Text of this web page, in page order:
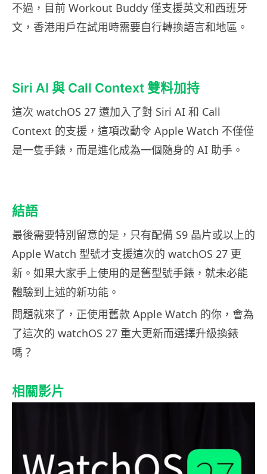
不過，目前 Workout Buddy 僅支援英文和西班牙
文，香港用戶在試用時需要自行轉換語言和地區。
Siri AI 與 Call Context 雙料加持
這次 watchOS 27 還加入了對 Siri AI 和 Call
Context 的支援，這項改動令 Apple Watch 不僅僅
是一隻手錶，而是進化成為一個隨身的 AI 助手。
結語
最後需要特別留意的是，只有配備 S9 晶片或以上的
Apple Watch 型號才支援這次的 watchOS 27 更
新。如果大家手上使用的是舊型號手錶，就未必能
體驗到上述的新功能。
問題就來了，正使用舊款 Apple Watch 的你，會為
了這次的 watchOS 27 重大更新而選擇升級換錶
嗎？
相關影片